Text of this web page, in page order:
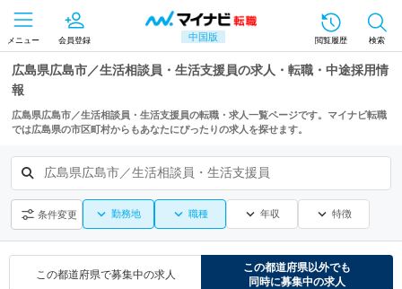
中国版
メニュー 会員登録 閲覧履歴 検索
広島県広島市／生活相談員・生活支援員の求人・転職・中途採用情
報
広島県広島市／生活相談員・生活支援員の転職・求人一覧ページです。マイナビ転職
では広島県の市区町村からもあなたにぴったりの求人を探せます。
広島県広島市／生活相談員・生活支援員
条件変更 勤務地 職種 年収 特徴
この都道府県で募集中の求人
この都道府県以外でも
同時に募集中の求人